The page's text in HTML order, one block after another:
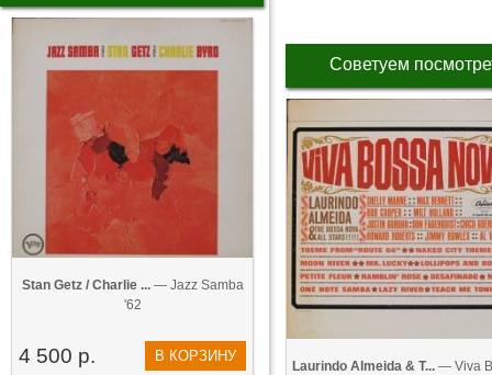
Stan Getz / Charlie ...— Jazz Samba
'62
4 500 р. В КОРЗИНУ
Советуем
Laurindo Almeida & T... — Viva